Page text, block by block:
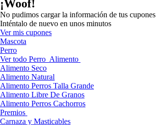
¡Woof!
No pudimos cargar la información de tus cupones
Inténtalo de nuevo en unos minutos
Ver mis cupones
Mascota
Perro
Ver todo Perro Alimento
Alimento Seco
Alimento Natural
Alimento Perros Talla Grande
Alimento Libre De Granos
Alimento Perros Cachorros
Premios
Carnaza y Masticables